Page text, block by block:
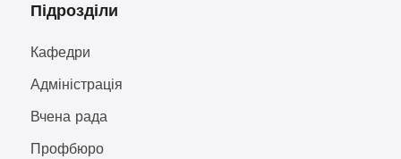
Підрозділи
Кафедри
Адміністрація
Вчена рада
Профбюро